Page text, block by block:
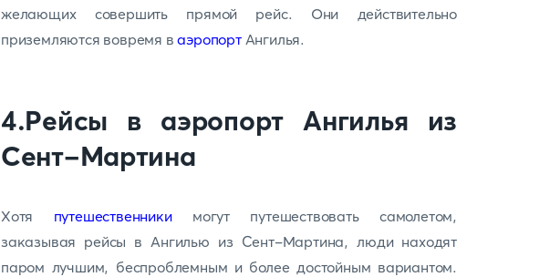
желающих совершить прямой рейс. Они действительно
приземляются вовремя ваэропортАнгилья.
4.Рейсы в аэропорт Ангилья из
Сент-Мартина
Хотя путешественникимогут путешествовать самолетом,
заказывая рейсы в Ангилью из Сент-Мартина, люди находят
паром лучшим, беспроблемным и более достойным вариантом.